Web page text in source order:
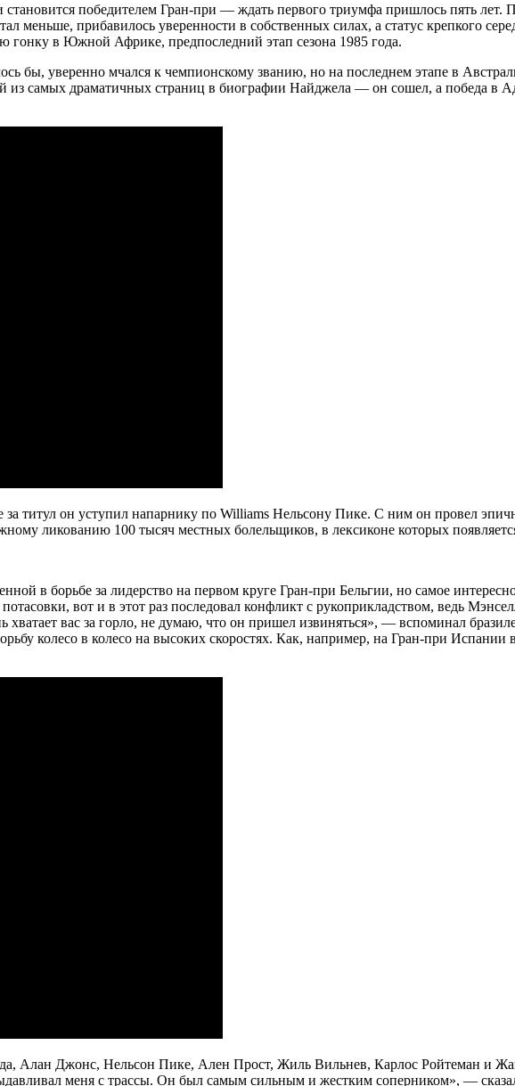
победителем Гран-при — ждать первого триумфа пришлось пять
меньше, прибавилось уверенности в собственных силах, а статус крепкого
в Южной Африке, предпоследний этап сезона 1985 года.
бы, уверенно мчался к чемпионскому званию, но на последнем этапе в
из самых драматичных страниц в биографии Найджела — он сошел, а победа в
титул он уступил напарнику по Williams Нельсону Пике. С ним он провел
ликованию 100 тысяч местных болельщиков, в лексиконе которых
в борьбе за лидерство на первом круге Гран-при Бельгии, но самое
вот и в этот раз последовал конфликт с рукоприкладством, ведь
хватает вас за горло, не думаю, что он пришел извиняться», — вспоминал
колесо в колесо на высоких скоростях. Как, например, на Гран-при
Алан Джонс, Нельсон Пике, Ален Прост, Жиль Вильнев, Карлос Ройтеман и
меня с трассы. Он был самым сильным и жестким соперником», —